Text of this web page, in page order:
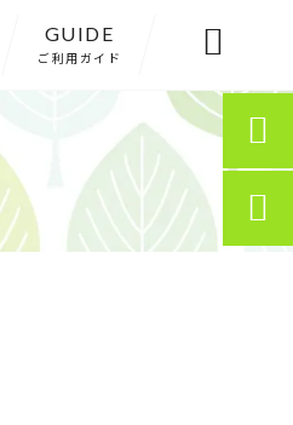
GUIDE
ご利用ガイド 

